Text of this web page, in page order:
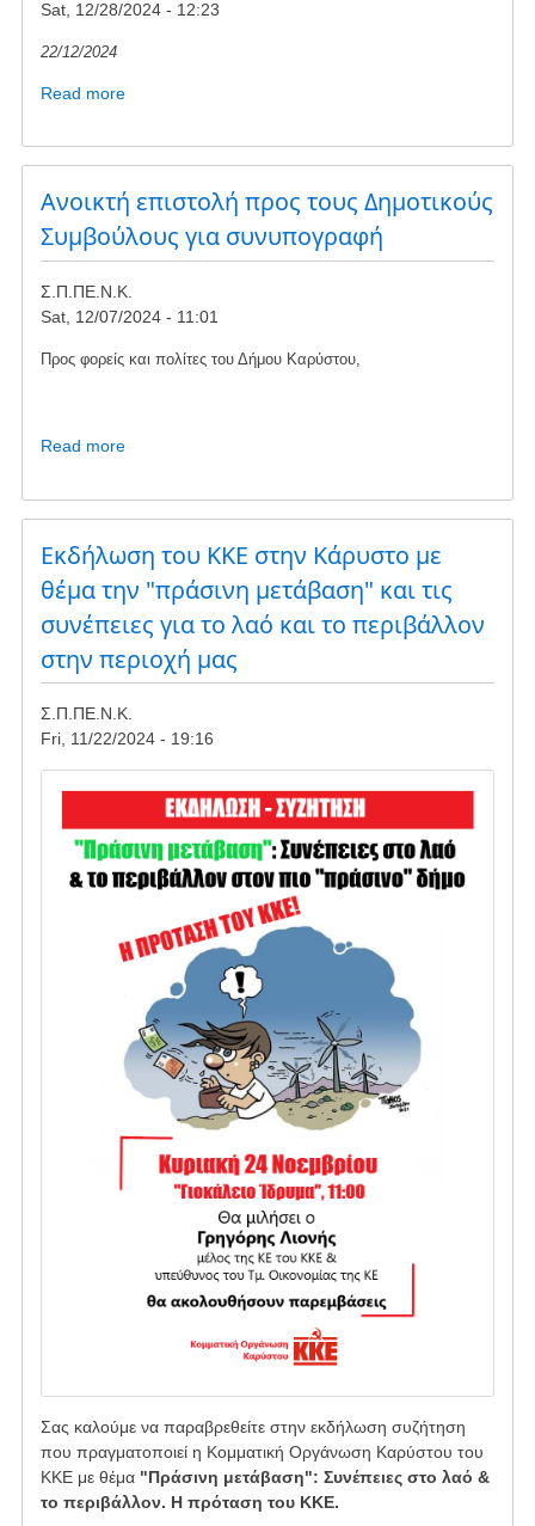
Sat, 12/28/2024 - 12:23
22/12/2024
Read moreabout
Τύπου
του
Σ.Π.ΠΕ.Ν.Κ
για
το
Απόλλων
Ανοικτή επιστολή προς τους Δημοτικούς
Συμβούλους για συνυπογραφή
Σ.Π.ΠΕ.Ν.Κ.
Sat, 12/07/2024 - 11:01
Προς φορείς και πολίτες του Δήμου Καρύστου,
Read moreabout
επιστολή
προς
Δημοτικούς
Συμβούλους
για
συνυπογραφή
Εκδήλωση του ΚΚΕ στην Κάρυστο με
θέμα την "πράσινη μετάβαση" και τις
συνέπειες για το λαό και το περιβάλλον
στην περιοχή μας
Σ.Π.ΠΕ.Ν.Κ.
Fri, 11/22/2024 - 19:16
Σας καλούμε να παραβρεθείτε στην εκδήλωση συζήτηση
που πραγματοποιεί η Κομματική Οργάνωση Καρύστου του
ΚΚΕ με θέμα "Πράσινη μετάβαση": Συνέπειες στο λαό &
το περιβάλλον. Η πρόταση του ΚΚΕ.